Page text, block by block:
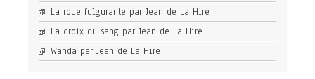
La roue fulgurante par Jean de La Hire
La croix du sang par Jean de La Hire
Wanda par Jean de La Hire